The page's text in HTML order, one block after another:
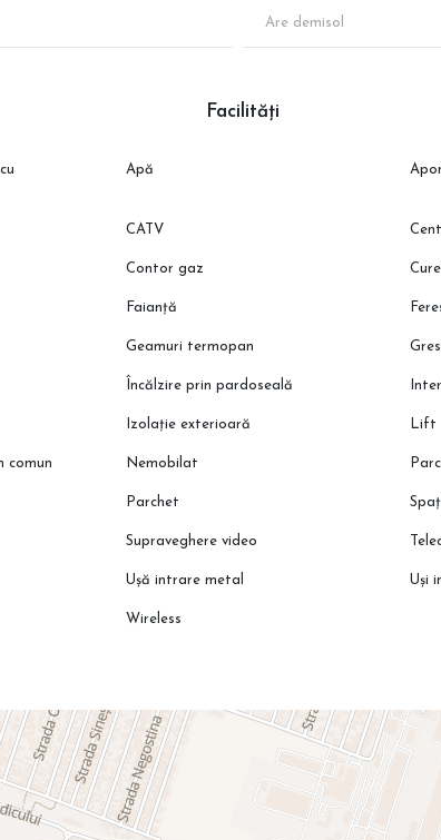
în anunț este suprafața aproximativă conform
Are demisol
Facilități
Apă
CATV
Contor gaz
Faianță
Geamuri termopan
Încălzire prin pardoseală
Izolație exterioară Lift
comun Nemobilat
Parchet
Supraveghere video
Ușă intrare metal Uși
Wireless